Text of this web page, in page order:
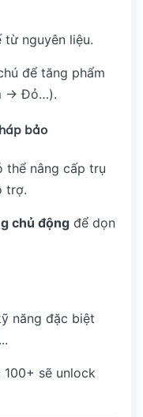
nguyên liệu.
để tăng phẩm
→ Đỏ…).
bảo
thể nâng cấp trụ
trợ.
chủ động để dọn
năng đặc biệt
sẽ unlock